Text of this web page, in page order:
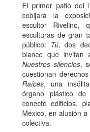
El primer patio del
cobijará la
escultor Rivelino,
esculturas de gran
público: Tú, dos
blanco que invitan
Nuestros silencios,
cuestionan
Raíces, una
órgano plástico
conectó edificios,
México, en alusión
colectiva.